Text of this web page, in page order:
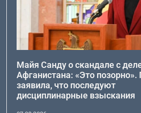
Майя Санду о скандале с
Афганистана: «Это позорно».
заявила, что последуют
дисциплинарные взыскания